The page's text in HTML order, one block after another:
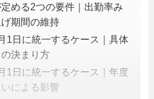
める2つの要件｜出勤率み
期間の維持
1日に統一するケース｜具体
決まり方
1日に統一するケース｜年度
による影響